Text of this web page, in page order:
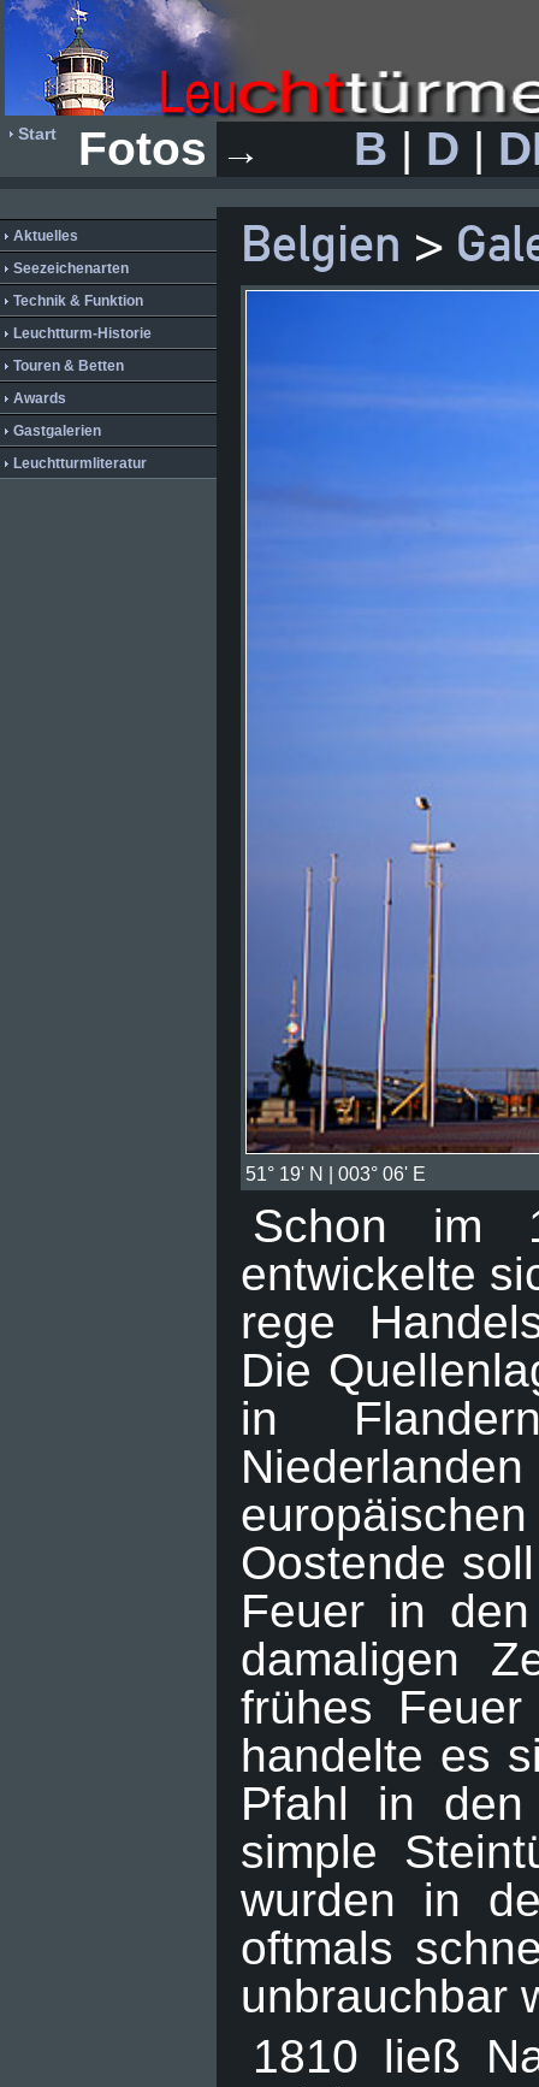
Start Fotos → B | D |
Aktuelles
Seezeichenarten
Technik & Funktion
Leuchtturm-Historie
Touren & Betten
Awards
Gastgalerien
Leuchtturmliteratur
Belgien >
51° 19' N | 003° 06' E
Schon im
entwickelte
rege
Die
in
Oostende
Feuer in
damaligen
frühes
handelte es
Pfahl in den
simple
wurden in
oftmals
unbrauchbar
1810 ließ